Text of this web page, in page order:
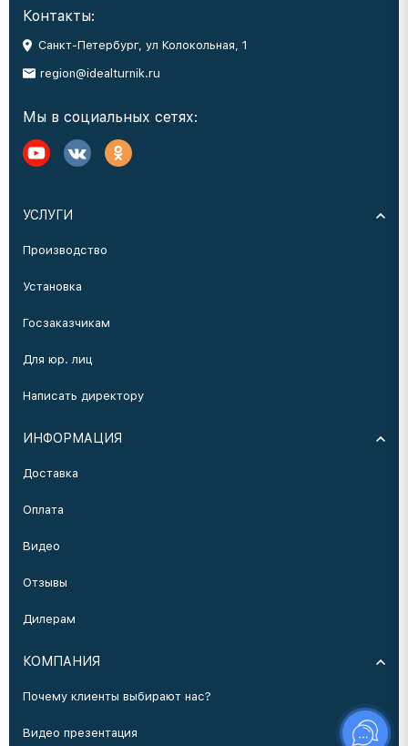
Контакты:
Санкт-Петербург, ул Колокольная, 1
region@idealturnik.ru
Мы в социальных сетях:
УСЛУГИ
Производство
Установка
Госзаказчикам
Для юр. лиц
Написать директору
ИНФОРМАЦИЯ
Доставка
Оплата
Видео
Отзывы
Дилерам
КОМПАНИЯ
Почему клиенты выбирают нас?
Видео презентация